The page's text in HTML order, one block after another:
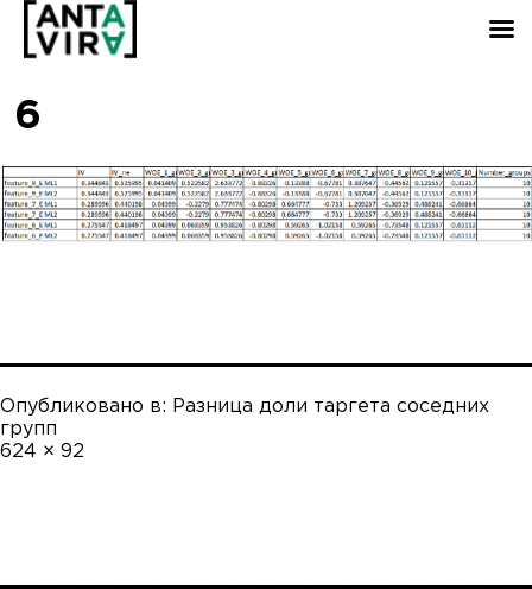
6
Опубликовано в: Разница доли таргета соседних
групп
Полный
624 × 92